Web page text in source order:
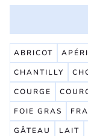
ABRICOT
CHANTILLY
COURGE
FOIE GRAS
GÂTEAU
LAIT